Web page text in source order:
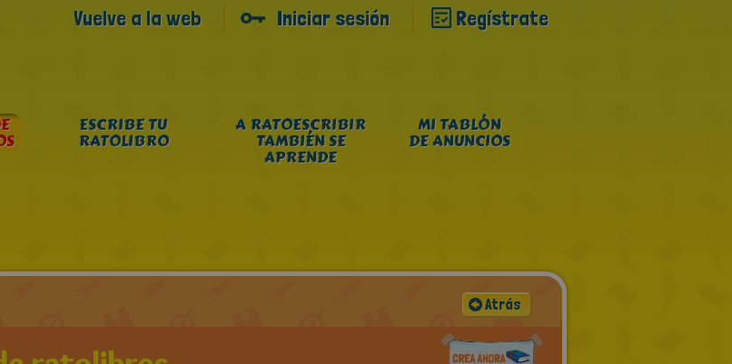
Vuelve a la web Iniciar sesión Regístrate
ESCRIBE TU
RATOLIBRO
A RATOESCRIBIR
TAMBIÉN SE
APRENDE
MI TABLÓN
DE ANUNCIOS
Atrás